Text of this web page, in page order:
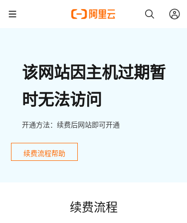
该网站因主机过期暂
时无法访问
开通方法：续费后网站即可开通
续费流程帮助
续费流程